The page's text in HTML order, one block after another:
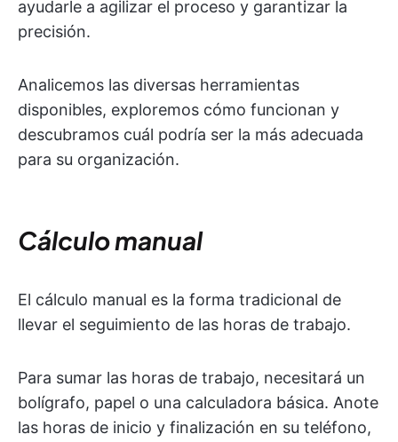
ayudarle a agilizar el proceso y garantizar la
precisión.
Analicemos las diversas herramientas
disponibles, exploremos cómo funcionan y
descubramos cuál podría ser la más adecuada
para su organización.
Cálculo manual
El cálculo manual es la forma tradicional de
llevar el seguimiento de las horas de trabajo.
Para sumar las horas de trabajo, necesitará un
bolígrafo, papel o una calculadora básica. Anote
las horas de inicio y finalización en su teléfono,